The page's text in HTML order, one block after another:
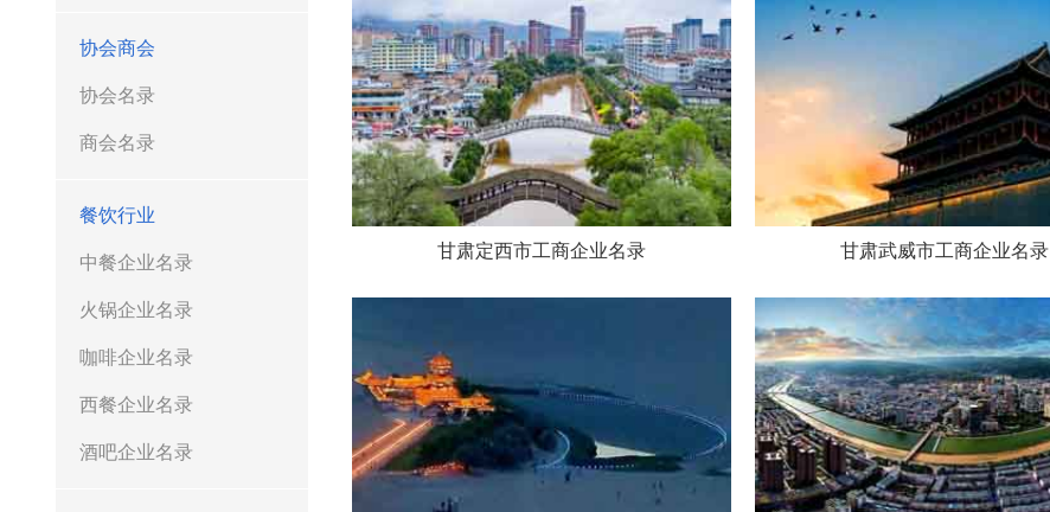
协会商会
协会名录
商会名录
餐饮行业
中餐企业名录
火锅企业名录
咖啡企业名录
西餐企业名录
酒吧企业名录
甘肃定西市工商企业名录 甘肃武威市工商企业名录